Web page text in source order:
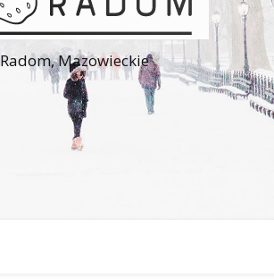
Radom, Mazowieckie